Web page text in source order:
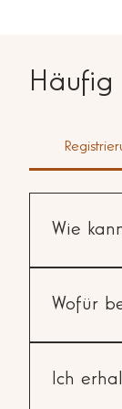
Wie
Wofür
Ich